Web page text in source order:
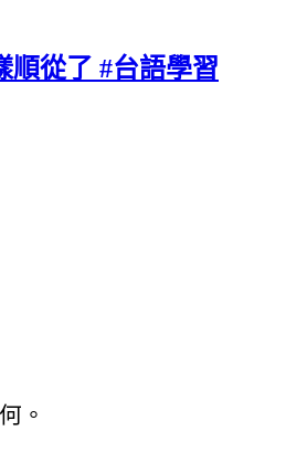
順從了 #台語學習
。